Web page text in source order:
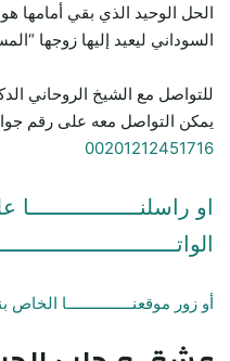
الحل الوحيد الذي بقي أمامها هو
السوداني ليعيد إليها زوجها
للتواصل مع الشيخ الروحاني
يمكن التواصل معه على رقم
00201212451716
او راسلنـــــــــــــــــا
أو زور موقعنـــــــــــــــا الخاص